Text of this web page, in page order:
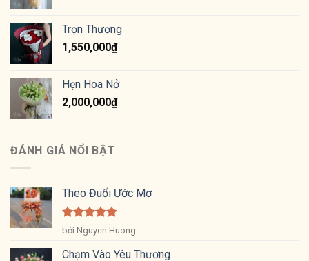
Trọn Thương
1,550,000₫
Hẹn Hoa Nở
2,000,000₫
ĐÁNH GIÁ NỔI BẬT
Theo Đuổi Ước Mơ
Được xếp
hạng 55
sao
bởi Nguyen Huong
Chạm Vào Yêu Thương